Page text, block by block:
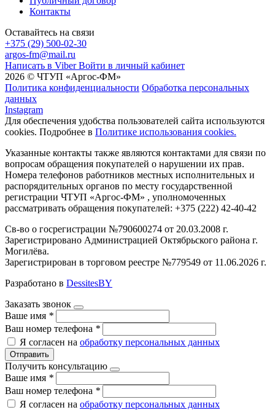
Контакты
Оставайтесь на связи
+375 (29) 500-02-30
argos-fm@mail.ru
Написать в Viber Войти в личный кабинет
2026 © ЧТУП «Аргос-ФМ»
Политика конфиденциальности Обработка персональных
данных
Instagram
Для обеспечения удобства пользователей сайта используются
cookies. Подробнее в Политике использования cookies.
Указанные контакты также являются контактами для связи по
вопросам обращения покупателей о нарушении их прав.
Номера телефонов работников местных исполнительных и
распорядительных органов по месту государственной
регистрации ЧТУП «Аргос-ФМ» , уполномоченных
рассматривать обращения покупателей: +375 (222) 42-40-42
Св-во о госрегистрации №790600274 от 20.03.2008 г.
Зарегистрировано Администрацией Октябрьского района г.
Могилёва.
Зарегистрирован в торговом реестре №779549 от 11.06.2026 г.
Разработано в DessitesBY
Заказать звонок
Ваше имя *
Ваш номер телефона *
Я согласен на обработку персональных данных
Отправить
Получить консультацию
Ваше имя *
Ваш номер телефона *
Я согласен на обработку персональных данных